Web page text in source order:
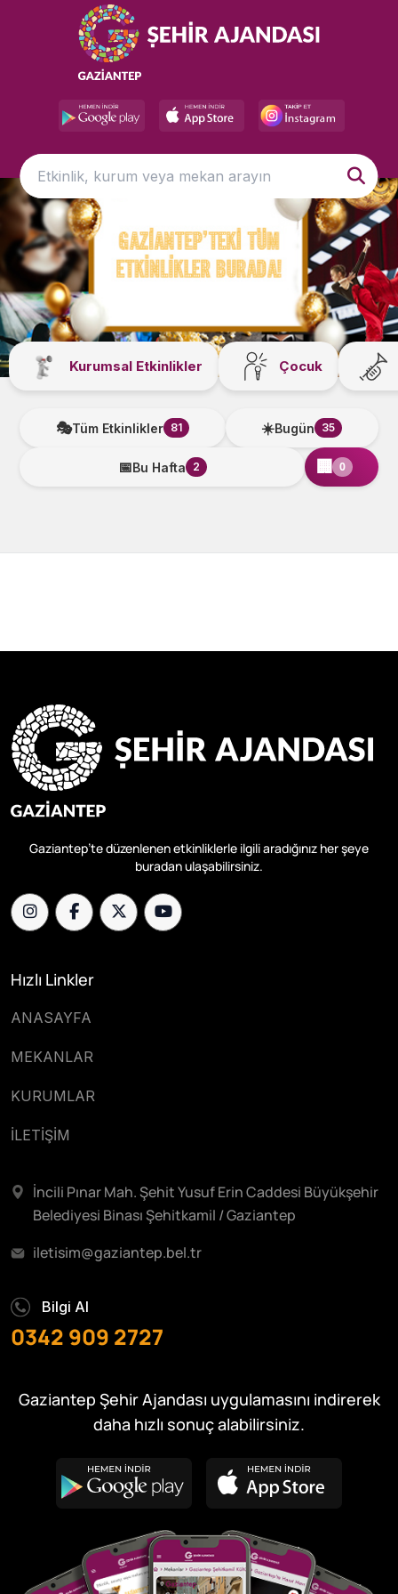
Kurumsal Etkinlikler Çocuk
🎭Tüm Etkinlikler 81 ☀️Bugün 35
📅Bu Hafta 2 🏢 0
Gaziantep’te düzenlenen etkinliklerle ilgili aradığınız her şeye
buradan ulaşabilirsiniz.
Hızlı Linkler
ANASAYFA
MEKANLAR
KURUMLAR
İLETİŞİM
İncili Pınar Mah. Şehit Yusuf Erin Caddesi Büyükşehir
Belediyesi Binası Şehitkamil / Gaziantep
iletisim@gaziantep.bel.tr
Bilgi Al
0342 909 2727
Gaziantep Şehir Ajandası uygulamasını indirerek
daha hızlı sonuç alabilirsiniz.